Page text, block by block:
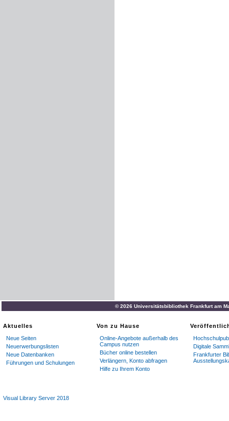
© 2026 Universitätsbibliothek Frankfurt am
Aktuelles
Neue Seiten
Neuerwerbungslisten
Neue Datenbanken
Führungen und Schulungen
Von zu Hause
Online-Angebote außerhalb des
Campus nutzen
Bücher online bestellen
Verlängern, Konto abfragen
Hilfe zu Ihrem Konto
Digitale
Frankfurter
Visual Library Server 2018